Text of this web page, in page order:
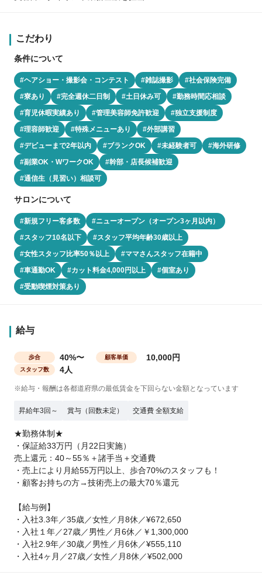
こだわり
条件について
#ヘアショー・撮影会・コンテスト #雑誌撮影
#社会保険完備
#寮あり
#完全週休二日制 #土日休み可
#勤務時間応相談
#育児休暇実績あり
#管理美容師免許歓迎
#独立支援制度
#理容師歓迎
#特殊メニューあり
#外部講習
#デビューまで2年以内
#ブランクOK #未経験者可
#海外研修
#副業OK・WワークOK
#幹部・店長候補歓迎
#通信生（見習い）相談可
サロンについて
#新規フリー客多数
#ニューオープン（オープン3ヶ月以内）
#スタッフ10名以下
#スタッフ平均年齢30歳以上
#女性スタッフ比率50％以上
#ママさんスタッフ在籍中
#車通勤OK
#カット料金4,000円以上
#個室あり
#受動喫煙対策あり
給与
歩合 40%〜 顧客単価 10,000円
スタッフ数 4人
※給与・報酬は各都道府県の最低賃金を下回らない金額となっています
昇給年3回～ 賞与（回数未定） 交通費 全額支給
★勤務体制★
・保証給33万円（月22日実施）
売上還元：40～55％＋諸手当＋交通費
・売上により月給55万円以上、歩合70%のスタッフも！
・顧客お持ちの方→技術売上の最大70％還元
【給与例】
・入社3.3年／35歳／女性／月8休／¥672,650
・入社１年／27歳／男性／月6休／￥1,300,000
・入社2.9年／30歳／男性／月6休／¥555,110
・入社4ヶ月／27歳／女性／月8休／¥502,000